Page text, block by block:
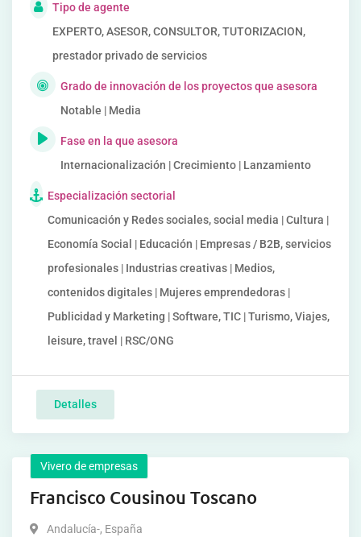
Tipo de agente
EXPERTO, ASESOR, CONSULTOR, TUTORIZACION,
prestador privado de servicios
Grado de innovación de los proyectos que asesora
Notable | Media
Fase en la que asesora
Internacionalización | Crecimiento | Lanzamiento
Especialización sectorial
Comunicación y Redes sociales, social media | Cultura |
Economía Social | Educación | Empresas / B2B, servicios
profesionales | Industrias creativas | Medios,
contenidos digitales | Mujeres emprendedoras |
Publicidad y Marketing | Software, TIC | Turismo, Viajes,
leisure, travel | RSC/ONG
Detalles
Vivero de empresas
Francisco Cousinou Toscano
Andalucía-, España